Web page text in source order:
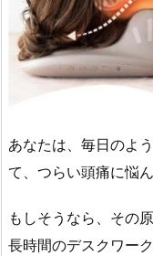
あなたは、毎日のよ
て、つらい頭痛に悩
もしそうなら、その
長時間のデスクワー